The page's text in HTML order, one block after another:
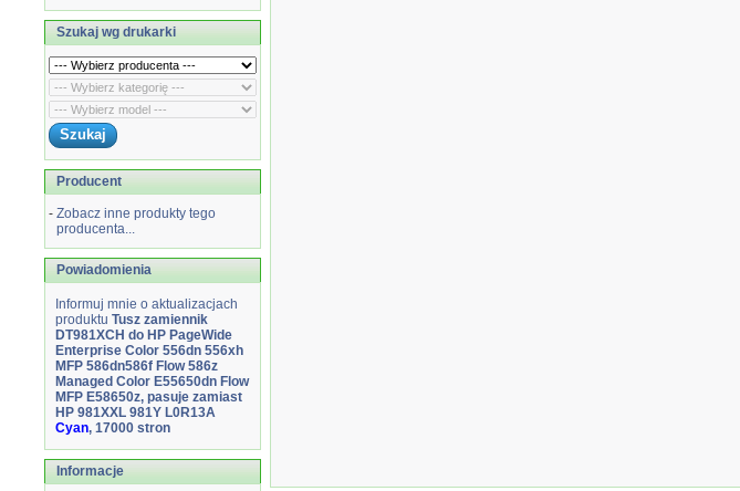
Szukaj wg drukarki
Producent
- Zobacz inne produkty tego
producenta...
Powiadomienia
Informuj mnie o aktualizacjach
produktu Tusz zamiennik
DT981XCH do HP PageWide
Enterprise Color 556dn 556xh
MFP 586dn586f Flow 586z
Managed Color E55650dn Flow
MFP E58650z, pasuje zamiast
HP 981XXL 981Y L0R13A
Cyan, 17000 stron
Informacje